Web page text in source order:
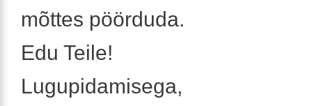
mõttes pöörduda.
Edu Teile!
Lugupidamisega,